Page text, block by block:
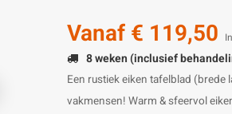
Vanaf€ 119,50
8 weken (inclusief
Een rustiek eiken tafelblad
vakmensen! Warm & sfeervol